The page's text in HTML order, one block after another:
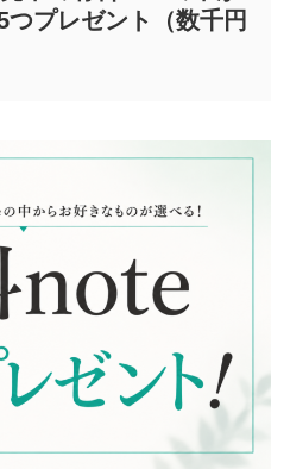
つプレゼント（数千円